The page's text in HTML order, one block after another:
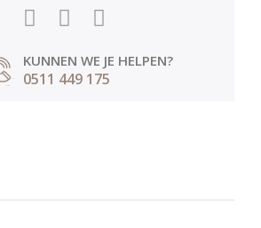
KUNNEN WE JE HELPEN?
0511 449 175